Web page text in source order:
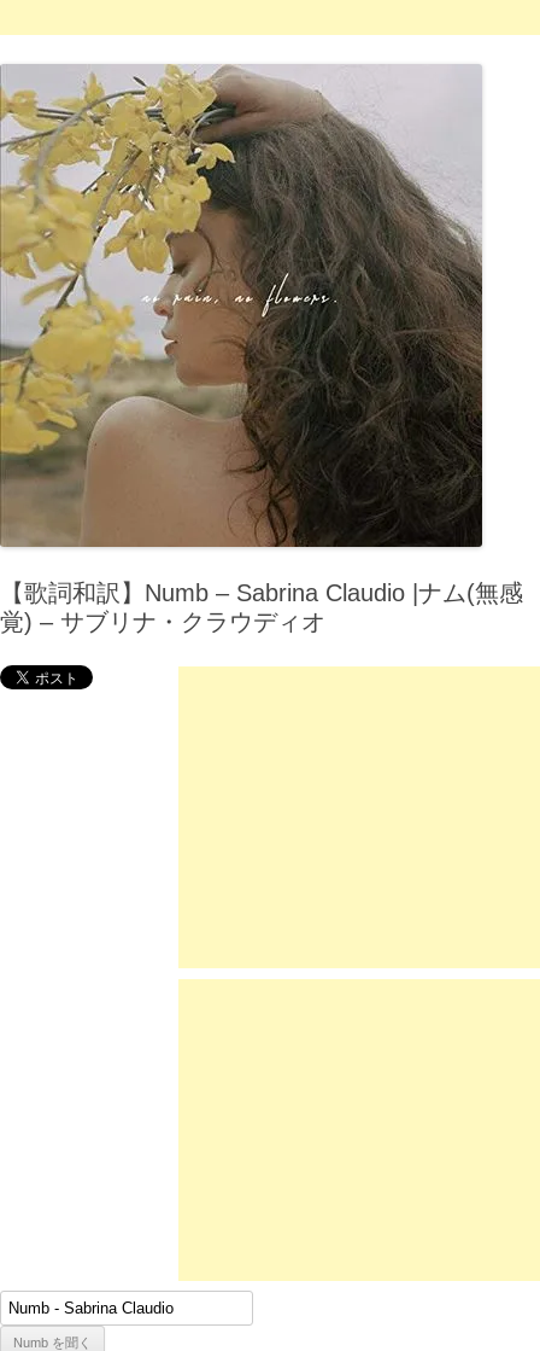
【歌詞和訳】Numb – Sabrina Claudio |ナム(無感
覚) – サブリナ・クラウディオ